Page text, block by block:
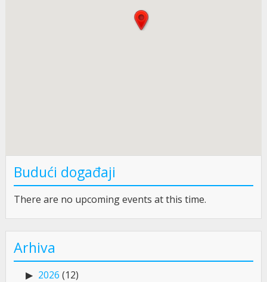
Budući događaji
There are no upcoming events at this time.
Arhiva
2026 (12)